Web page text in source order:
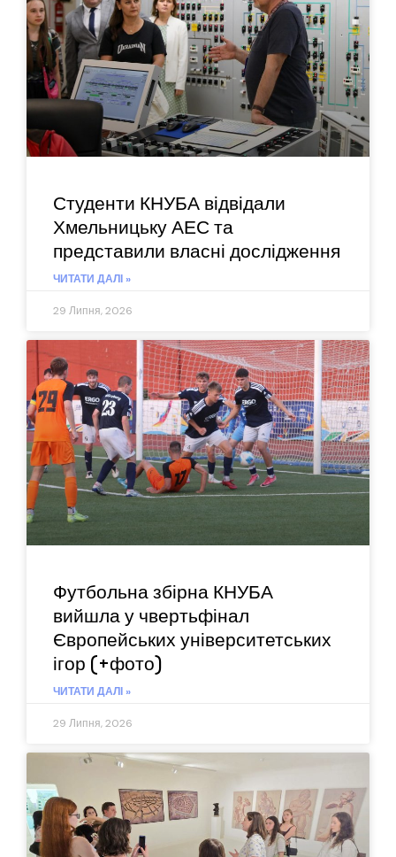
Студенти КНУБА відвідали
Хмельницьку АЕС та
представили власні дослідження
ЧИТАТИ ДАЛІ »
29 Липня, 2026
Футбольна збірна КНУБА
вийшла у чвертьфінал
Європейських університетських
ігор (+фото)
ЧИТАТИ ДАЛІ »
29 Липня, 2026